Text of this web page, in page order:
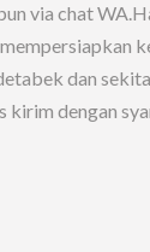
via chat
dan
kirim dengan